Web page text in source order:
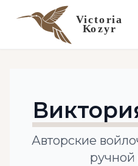
Авторские
ручной